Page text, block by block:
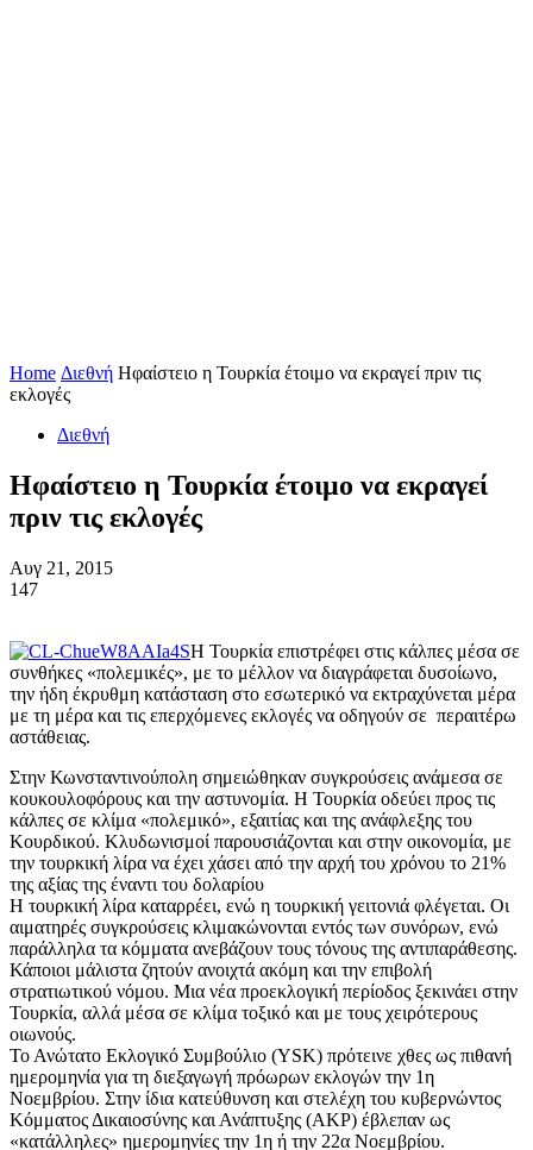
Home Διεθνή Ηφαίστειο η Τουρκία έτοιμο να εκραγεί πριν τις
εκλογές
Διεθνή
Ηφαίστειο η Τουρκία έτοιμο να εκραγεί
πριν τις εκλογές
Αυγ 21, 2015
147
Η Τουρκία επιστρέφει στις κάλπες μέσα σε
συνθήκες «πολεμικές», με το μέλλον να διαγράφεται δυσοίωνο,
την ήδη έκρυθμη κατάσταση στο εσωτερικό να εκτραχύνεται μέρα
με τη μέρα και τις επερχόμενες εκλογές να οδηγούν σε περαιτέρω
αστάθειας.
Στην Κωνσταντινούπολη σημειώθηκαν συγκρούσεις ανάμεσα σε
κουκουλοφόρους και την αστυνομία. Η Τουρκία οδεύει προς τις
κάλπες σε κλίμα «πολεμικό», εξαιτίας και της ανάφλεξης του
Κουρδικού. Κλυδωνισμοί παρουσιάζονται και στην οικονομία, με
την τουρκική λίρα να έχει χάσει από την αρχή του χρόνου το 21%
της αξίας της έναντι του δολαρίου
Η τουρκική λίρα καταρρέει, ενώ η τουρκική γειτονιά φλέγεται. Οι
αιματηρές συγκρούσεις κλιμακώνονται εντός των συνόρων, ενώ
παράλληλα τα κόμματα ανεβάζουν τους τόνους της αντιπαράθεσης.
Κάποιοι μάλιστα ζητούν ανοιχτά ακόμη και την επιβολή
στρατιωτικού νόμου. Μια νέα προεκλογική περίοδος ξεκινάει στην
Τουρκία, αλλά μέσα σε κλίμα τοξικό και με τους χειρότερους
οιωνούς.
Το Ανώτατο Εκλογικό Συμβούλιο (YSK) πρότεινε χθες ως πιθανή
ημερομηνία για τη διεξαγωγή πρόωρων εκλογών την 1η
Νοεμβρίου. Στην ίδια κατεύθυνση και στελέχη του κυβερνώντος
Κόμματος Δικαιοσύνης και Ανάπτυξης (AKP) έβλεπαν ως
«κατάλληλες» ημερομηνίες την 1η ή την 22α Νοεμβρίου.